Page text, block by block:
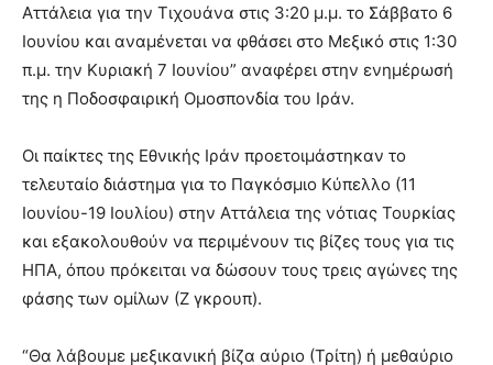
Αττάλεια για την Τιχουάνα στις 3:20 μ.μ. το Σάββατο 6
Ιουνίου και αναμένεται να φθάσει στο Μεξικό στις 1:30
π.μ. την Κυριακή 7 Ιουνίου” αναφέρει στην ενημέρωσή
της η Ποδοσφαιρική Ομοσπονδία του Ιράν.
Οι παίκτες της Εθνικής Ιράν προετοιμάστηκαν το
τελευταίο διάστημα για το Παγκόσμιο Κύπελλο (11
Ιουνίου-19 Ιουλίου) στην Αττάλεια της νότιας Τουρκίας
και εξακολουθούν να περιμένουν τις βίζες τους για τις
ΗΠΑ, όπου πρόκειται να δώσουν τους τρεις αγώνες της
φάσης των ομίλων (Ζ γκρουπ).
“Θα λάβουμε μεξικανική βίζα αύριο (Τρίτη) ή μεθαύριο